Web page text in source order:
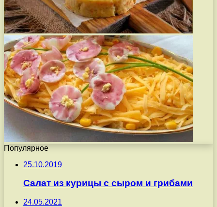
Популярное
25.10.2019
Салат из курицы с сыром и грибами
24.05.2021